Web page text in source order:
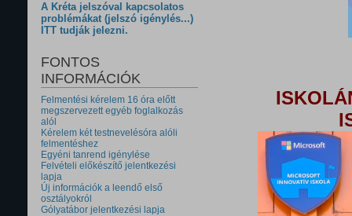
A Kréta jelszóval kapcsolatos
problémákat (jelszó igénylés...)
ITT tudják jelezni.
FONTOS
INFORMÁCIÓK
Felmentési kérelem 16 óra előtt
megszervezett egyéb foglalkozás
alól
Kérelem két testnevelésóra alóli
felmentéshez
Egyéni tanrend igénylése
Felvételi előkészítő jelentkezési
lapja
Új információk a leendő első
osztályokról
Gólyatábor jelentkezési lapja